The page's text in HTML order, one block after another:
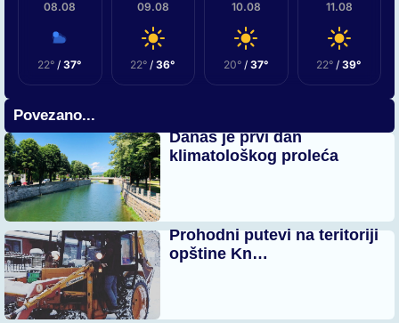
08.08
22° /37°
09.08
22° /36°
10.08
20°/ 37°
11.08
22° /39°
Povezano...
Danas je prvi dan
klimatološkog proleća
Prohodni putevi na teritoriji
opštine Kn…